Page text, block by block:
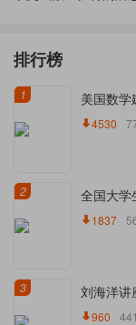
排行榜
1 美国数
4530
2 全国大学
1837
3 刘海洋讲
960